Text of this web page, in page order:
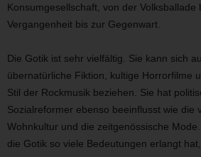
Konsumgesellschaft, von der Volksballade
Vergangenheit bis zur Gegenwart.
Die Gotik ist sehr vielfältig. Sie kann sich
übernatürliche Fiktion, kultige Horrorfilme
Stil der Rockmusik beziehen. Sie hat
Sozialreformer ebenso beeinflusst wie die
Wohnkultur und die zeitgenössische
die Gotik so viele Bedeutungen erlangt